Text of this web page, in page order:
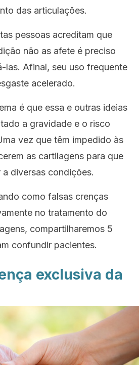
das articulações.
pessoas acreditam que
não as afete é preciso
las. Afinal, seu uso frequente
acelerado.
é que essa e outras ideias
a gravidade e o risco
vez que têm impedido às
as cartilagens para que
diversas condições.
como falsas crenças
no tratamento do
compartilharemos 5
confundir pacientes.
exclusiva da